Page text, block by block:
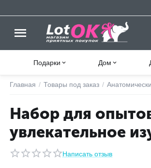
Подарки Дом
Главная / Товары под заказ /
Набор для
увлекательное
Написать отзыв